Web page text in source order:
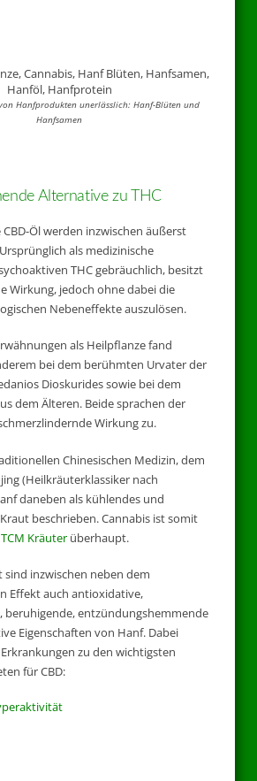
Hanfprodukten unerlässlich: Hanf-Blüten und
Hanfsamen
Alternative zu THC
Öl werden inzwischen äußerst
als medizinische
THC gebräuchlich, besitzt
Wirkung, jedoch ohne dabei die
Nebeneffekte auszulösen.
als Heilpflanze fand
bei dem berühmten Urvater der
Dioskurides sowie bei dem
dem Älteren. Beide sprachen der
Wirkung zu.
Chinesischen Medizin, dem
(Heilkräuterklassiker nach
daneben als kühlendes und
beschrieben. Cannabis ist somit
TCM Kräuter überhaupt.
sind inzwischen neben dem
Effekt auch antioxidative,
beruhigende, entzündungshemmende
Eigenschaften von Hanf. Dabei
zu den wichtigsten
für CBD: